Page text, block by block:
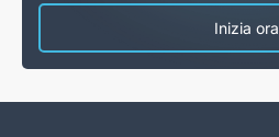
Inizia ora